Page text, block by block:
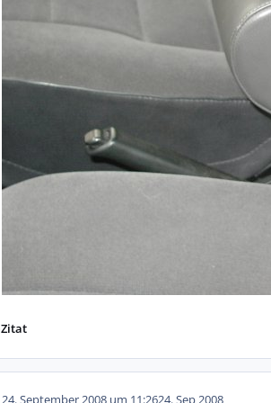
Zitat
24. September 2008 um 11:2624. Sep 2008